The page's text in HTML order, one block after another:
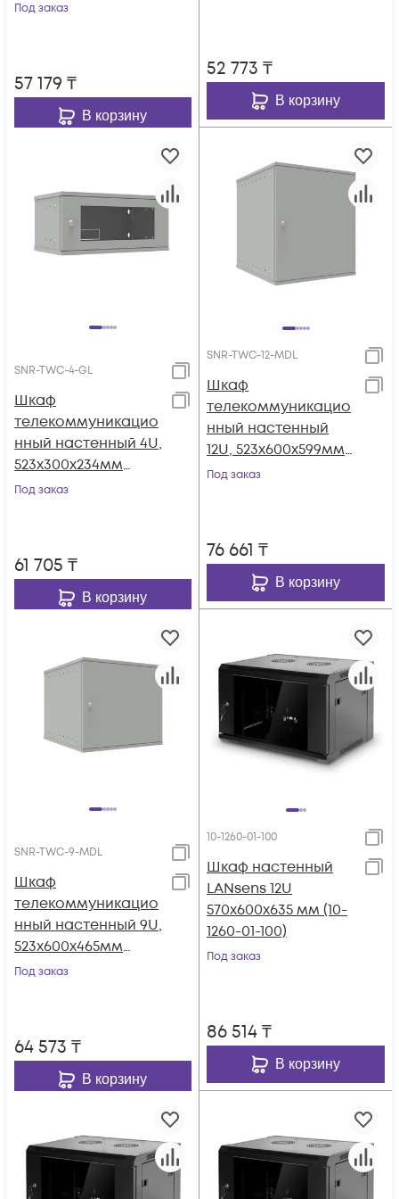
серия LITE
Под заказ
57 179 ₸
В корзину
52 773 ₸
В корзину
SNR-TWC-4-GL
Шкаф
телекоммуникацио
нный настенный 4U,
523х300х234мм
серия LITE
Под заказ
61 705 ₸
В корзину
SNR-TWC-12-MDL
Шкаф
телекоммуникацио
нный настенный
12U, 523х600х599мм
серия LITE
Под заказ
76 661 ₸
В корзину
SNR-TWC-9-MDL
Шкаф
телекоммуникацио
нный настенный 9U,
523х600х465мм
серия LITE
Под заказ
64 573 ₸
В корзину
10-1260-01-100
Шкаф настенный
LANsens 12U
570x600x635 мм (10-
1260-01-100)
Под заказ
86 514₸
В корзину